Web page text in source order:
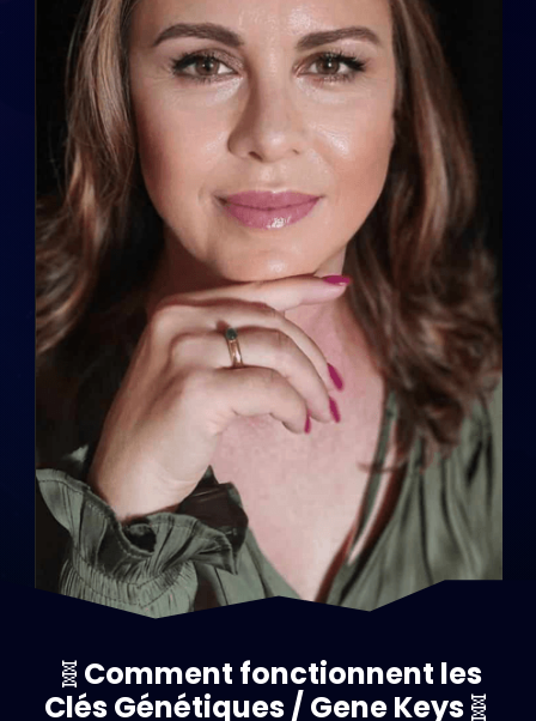
🧬 Comment fonctionnent les
Clés Génétiques / Gene Keys🧬